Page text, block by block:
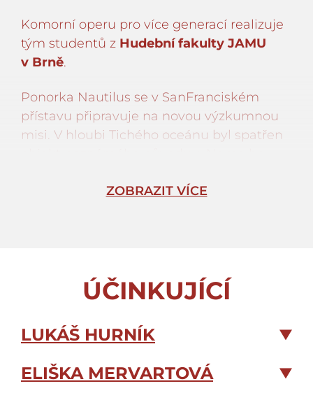
Komorní operu pro více generací realizuje
tým studentů z Hudební fakulty JAMU
v Brně.
Ponorka Nautilus se v SanFranciském
přístavu připravuje na novou výzkumnou
misi. V hloubi Tichého oceánu byl spatřen
je Nautilus v pořádku. Posádka je
Tak začíná příběh, který je volně inspirován
románem J.Verna 20.000 mil podmořem.
Vydejte se s námi pod hladinu moře!
ZOBRAZIT VÍCE
ÚČINKUJÍCÍ
LUKÁŠ HURNÍK
ELIŠKA MERVARTOVÁ